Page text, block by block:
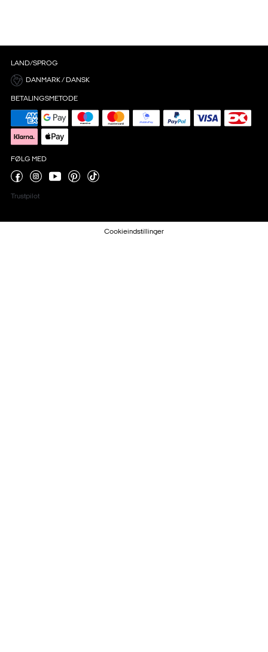
LAND/SPROG
DANMARK / DANSK
BETALINGSMETODE
FØLG MED
Trustpilot
Cookieindstillinger